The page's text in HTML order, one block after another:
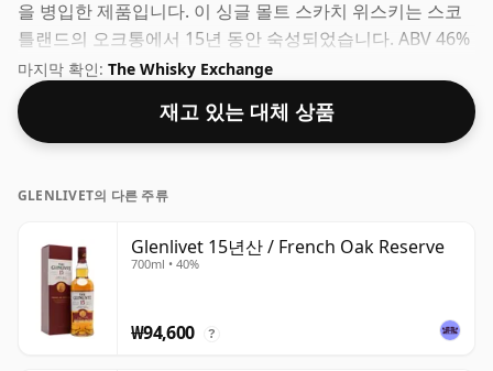
을 병입한 제품입니다. 이 싱글 몰트 스카치 위스키는 스코
틀랜드의 오크통에서 15년 동안 숙성되었습니다. ABV 46%
의 이 위스키는 최적의 음주 강도로 병입되었습니다. 깔끔하
게 또는 물 한 방울과 함께 즐겨보세요.
마지막 확인: The Whisky Exchange
재고 있는 대체 상품
GLENLIVET의 다른 주류
Glenlivet 15년산 / French Oak Reserve
700ml • 40%
₩94,600 ?